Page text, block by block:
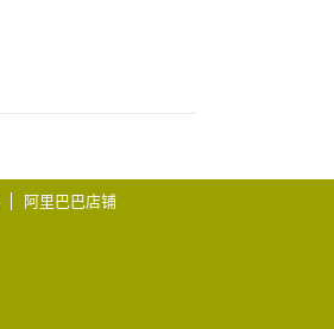
阿里巴巴店铺